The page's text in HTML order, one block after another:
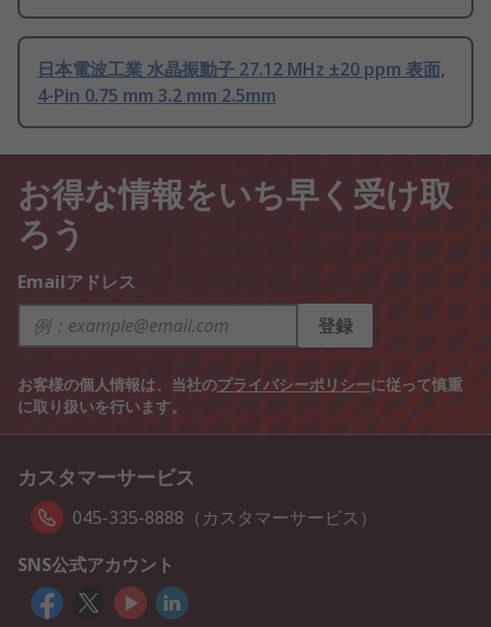
日本電波工業 水晶振動子 27.12 MHz ±20 ppm 表面,
4-Pin 0.75 mm 3.2 mm 2.5mm
お得な情報をいち早く受け取
ろう
Emailアドレス
登録
お客様の個人情報は、当社のプライバシーポリシーに従って慎重
に取り扱いを行います。
カスタマーサービス
045-335-8888（カスタマーサービス）
SNS公式アカウント